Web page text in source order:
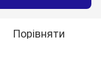
Порівняти